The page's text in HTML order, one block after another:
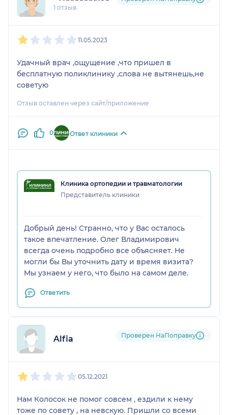
1 отзыв
11.05.2023
Удачный врач ,ощущение ,что пришел в
бесплатную поликлинику ,слова не вытянешь,не
советую
Отзыв оставлен через сайт/приложение
0 Ответ клиники
Клиника ортопедии и травматологии
Представитель клиники
Добрый день! Странно, что у Вас осталось
такое впечатление. Олег Владимирович
всегда очень подробно все объясняет. Не
могли бы Вы уточнить дату и время визита?
Мы узнаем у него, что было на самом деле.
Ответить
Alfia Проверен НаПоправку
05.12.2021
Нам Колосок не помог совсем , ездили к нему
тоже по совету , на невскую. Пришли со всеми